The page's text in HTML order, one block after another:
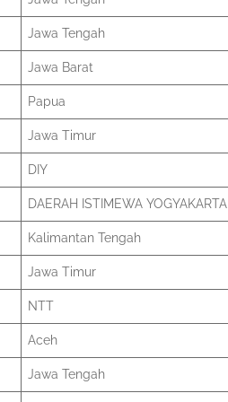
Jawa Tengah
Jawa Barat
Papua
Jawa Timur
DIY
DAERAH ISTIMEWA YOGYAKARTA
Kalimantan Tengah
Jawa Timur
NTT
Aceh
Jawa Tengah